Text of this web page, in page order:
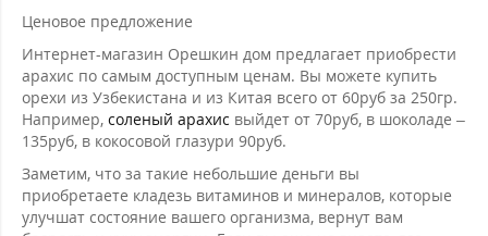
Ценовое предложение
Интернет-магазин Орешкин дом предлагает приобрести
арахис по самым доступным ценам. Вы можете купить
орехи из Узбекистана и из Китая всего от 60руб за 250гр.
Например, соленый арахис выйдет от 70руб, в шоколаде –
135руб, в кокосовой глазури 90руб.
Заметим, что за такие небольшие деньги вы
приобретаете кладезь витаминов и минералов, которые
улучшат состояние вашего организма, вернут вам